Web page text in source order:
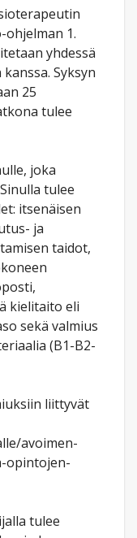
1.
yhdessä
Syksyn
25
tulee
joka
tulee
itsenäisen
ja
taidot,
kielitaito eli
sekä valmius
(B1-B2-
liittyvät
avoimen-
opintojen-
tulee